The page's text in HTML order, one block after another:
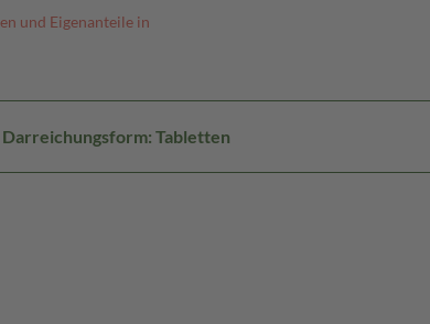
und Eigenanteile in
Darreichungsform: Tabletten